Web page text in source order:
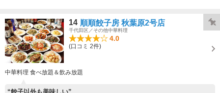
14 順順餃子房 秋葉原2号店
千代田区／その他中華料理
4.0
(口コミ 2件)
中華料理 食べ放題＆飲み放題